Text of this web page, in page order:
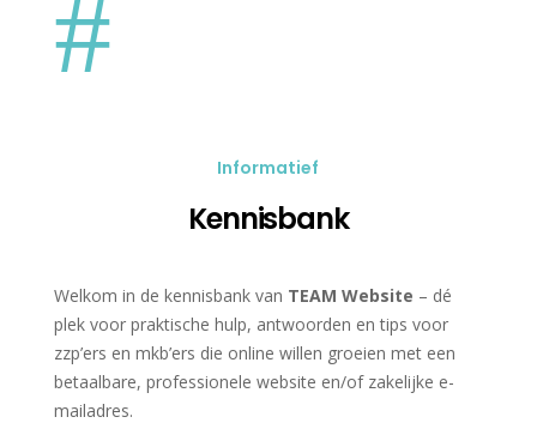
#
Informatief
Kennisbank
Welkom in de kennisbank van TEAM Website – dé
plek voor praktische hulp, antwoorden en tips voor
zzp’ers en mkb’ers die online willen groeien met een
betaalbare, professionele website en/of zakelijke e-
mailadres.